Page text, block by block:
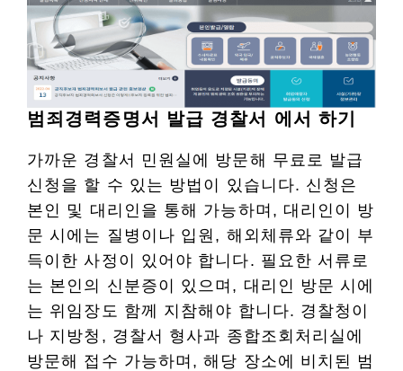
범죄경력증명서 발급 경찰서 에서 하기
가까운 경찰서 민원실에 방문해 무료로 발급
신청을 할 수 있는 방법이 있습니다. 신청은
본인 및 대리인을 통해 가능하며, 대리인이 방
문 시에는 질병이나 입원, 해외체류와 같이 부
득이한 사정이 있어야 합니다. 필요한 서류로
는 본인의 신분증이 있으며, 대리인 방문 시에
는 위임장도 함께 지참해야 합니다. 경찰청이
나 지방청, 경찰서 형사과 종합조회처리실에
방문해 접수 가능하며, 해당 장소에 비치된 범